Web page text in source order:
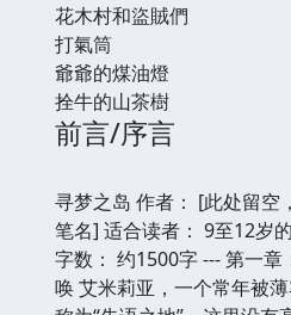
花木村和盜賊們
打氣筒
爺爺的煤油燈
拴牛的山茶樹
前言/序言
寻梦之岛 作者： [此处留空
笔名] 适合读者： 9至12岁
字数： 约1500字 --- 第一
唤 艾米莉亚，一个常年被